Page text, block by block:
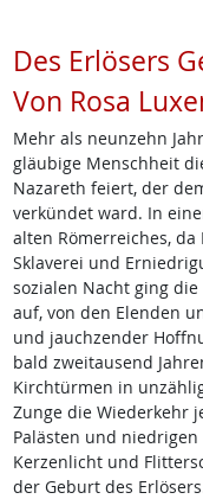
Des Erlösers
Von Rosa
Mehr als neunzehn
gläubige Menschheit
Nazareth feiert, der
verkündet ward. In
alten Römerreiches,
Sklaverei und
sozialen Nacht ging
auf, von den Elenden
und jauchzender
bald zweitausend
Kirchtürmen in
Zunge die Wiederkehr
Palästen und
Kerzenlicht und
der Geburt des